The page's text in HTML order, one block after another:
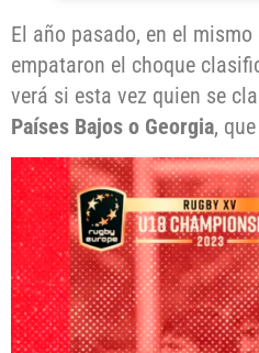
El año pasado, en el
empataron el choque
verá si esta vez quien se
Países Bajos o Georgia,